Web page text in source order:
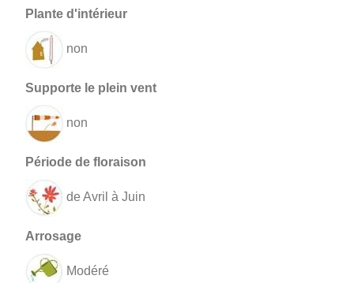
non
non
de Avril à Juin
Modéré